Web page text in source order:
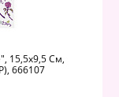
15,5х9,5 См,
666107